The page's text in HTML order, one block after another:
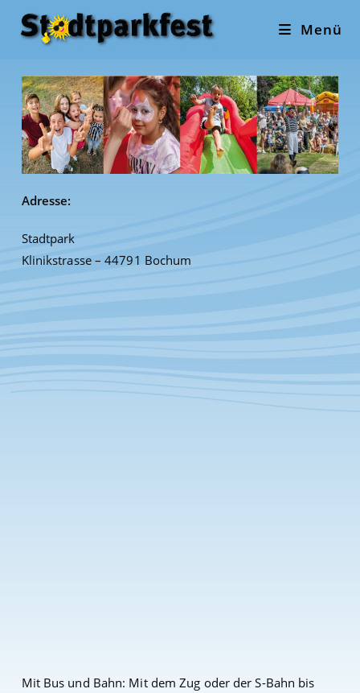
Inhalt
springen
Menü
Adresse:
Stadtpark
Klinikstrasse – 44791 Bochum
Mit Bus und Bahn: Mit dem Zug oder der S-Bahn bis